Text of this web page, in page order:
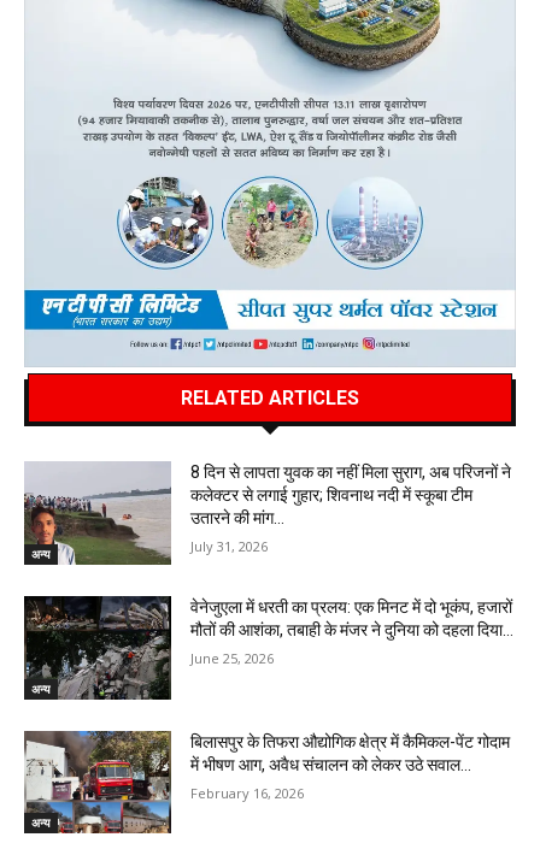
RELATED ARTICLES
अन्य
8 दिन से लापता युवक का नहीं मिला सुराग, अब परिजनों ने
कलेक्टर से लगाई गुहार; शिवनाथ नदी में स्कूबा टीम
उतारने की मांग…
July 31, 2026
अन्य
वेनेजुएला में धरती का प्रलय: एक मिनट में दो भूकंप, हजारों
मौतों की आशंका, तबाही के मंजर ने दुनिया को दहला दिया…
June 25, 2026
अन्य
बिलासपुर के तिफरा औद्योगिक क्षेत्र में कैमिकल-पेंट गोदाम
में भीषण आग, अवैध संचालन को लेकर उठे सवाल…
February 16, 2026